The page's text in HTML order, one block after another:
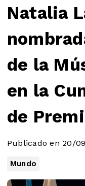
Natalia
de la
en la
de
Publicado en 20/
Mundo